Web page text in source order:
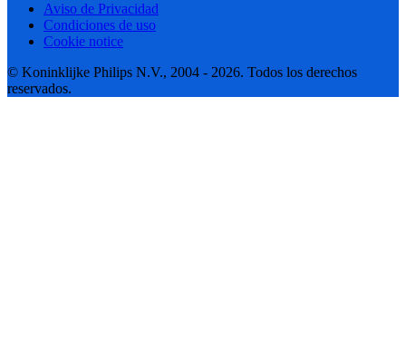
Aviso de Privacidad
Condiciones de uso
Cookie notice
© Koninklijke Philips N.V., 2004 - 2026. Todos los derechos
reservados.